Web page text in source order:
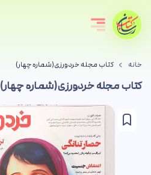
خانه کتاب مجله خردورزی(شماره چهار)
کتاب مجله خردورزی(شماره چهار)